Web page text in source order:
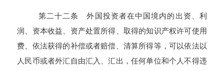
第二十二条 外国投资者在中国境内的出资、利
润、资本收益、资产处置所得、取得的知识产权许可使用
费、依法获得的补偿或者赔偿、清算所得等，可以依法以
人民币或者外汇自由汇入、汇出，任何单位和个人不得违